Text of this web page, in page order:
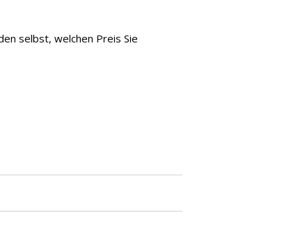
selbst, welchen Preis Sie